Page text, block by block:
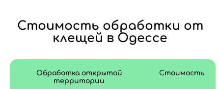
Стоимость обработки от
клещей в Одессе
Обработка открытой
территории
Стоимость